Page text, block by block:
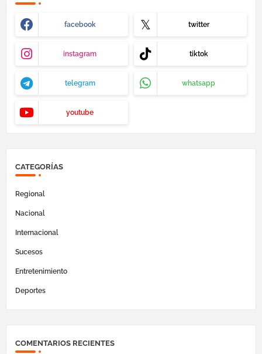
facebook twitter
instagram tiktok
telegram whatsapp
youtube
CATEGORÍAS
Regional
Nacional
Internacional
Sucesos
Entretenimiento
Deportes
COMENTARIOS RECIENTES